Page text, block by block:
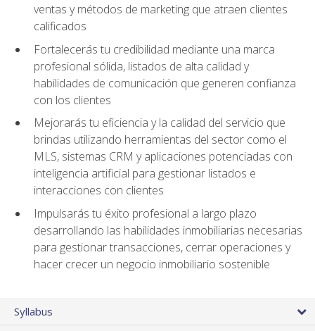
ventas y métodos de marketing que atraen clientes
calificados
Fortalecerás tu credibilidad mediante una marca
profesional sólida, listados de alta calidad y
habilidades de comunicación que generen confianza
con los clientes
Mejorarás tu eficiencia y la calidad del servicio que
brindas utilizando herramientas del sector como el
MLS, sistemas CRM y aplicaciones potenciadas con
inteligencia artificial para gestionar listados e
interacciones con clientes
Impulsarás tu éxito profesional a largo plazo
desarrollando las habilidades inmobiliarias necesarias
para gestionar transacciones, cerrar operaciones y
hacer crecer un negocio inmobiliario sostenible
Syllabus